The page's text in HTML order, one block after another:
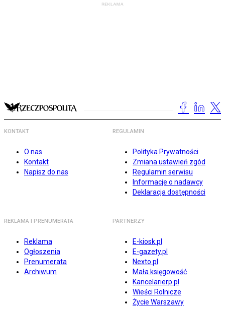
KONTAKT
O nas
Kontakt
Napisz do nas
REGULAMIN
Polityka Prywatności
Zmiana ustawień zgód
Regulamin serwisu
Informacje o nadawcy
Deklaracja dostępności
REKLAMA I PRENUMERATA
Reklama
Ogłoszenia
Prenumerata
Archiwum
PARTNERZY
E-kiosk.pl
E-gazety.pl
Nexto.pl
Mała księgowość
Kancelarierp.pl
Wieści Rolnicze
Życie Warszawy